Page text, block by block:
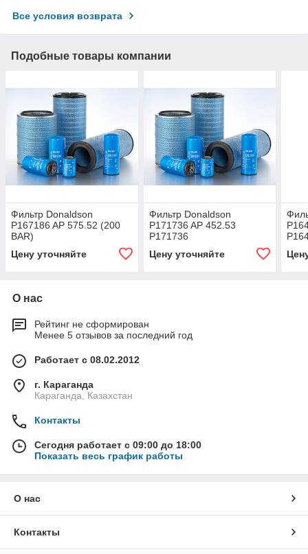
Все условия возврата
Подобные товары компании
Фильтр Donaldson
P167186 AP 575.52 (200
BAR)
Цену уточняйте
Фильтр Donaldson
P171736 AP 452.53
P171736
Цену уточняйте
О нас
Рейтинг не сформирован
Менее 5 отзывов за последний год
Работает с 08.02.2012
г. Караганда
Караганда, Казахстан
Контакты
Сегодня работает с 09:00 до 18:00
Показать весь график работы
О нас
Контакты